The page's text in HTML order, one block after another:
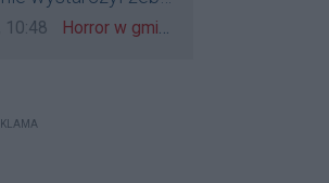
pisowcy
komentarza:
10:48 Źródło komentarza:
Horror w gminie Łańcut. Mieszkaniec Rzeszowa terroryzował rodzinę nożem i zaatakował policjantów! [VIDEO]